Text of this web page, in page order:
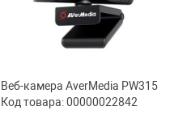
Веб-камера AverMedia PW315
Код товара: 00000022842